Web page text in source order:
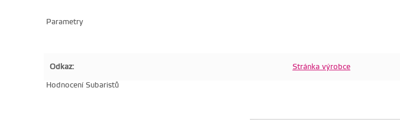
Parametry
Odkaz:
Stránka výrobce
Hodnocení Subaristů